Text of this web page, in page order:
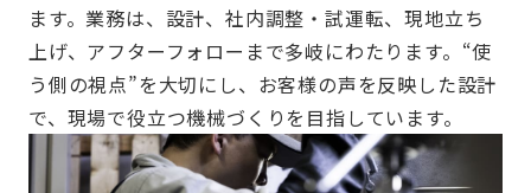
ます。業務は、設計、社内調整・試運転、現地立ち
上げ、アフターフォローまで多岐にわたります。“使
う側の視点”を大切にし、お客様の声を反映した設計
で、現場で役立つ機械づくりを目指しています。